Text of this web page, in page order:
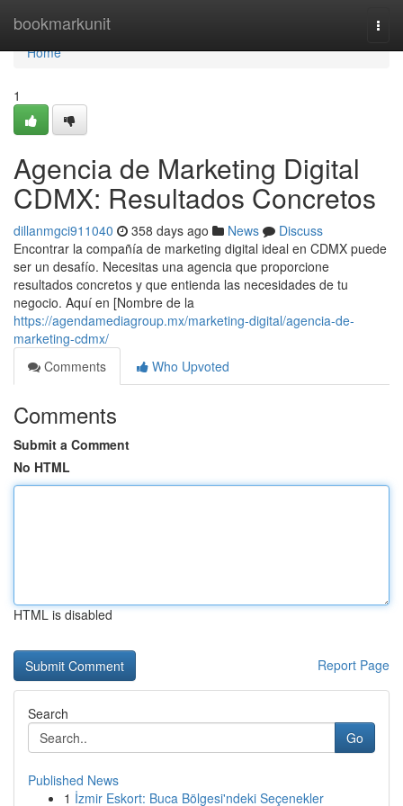
bookmarkunit
Home
Home
1
Agencia de Marketing Digital
CDMX: Resultados Concretos
dillanmgci911040 358 days ago News
Discuss
Encontrar la compañía de marketing digital ideal en CDMX puede
ser un desafío. Necesitas una agencia que proporcione
resultados concretos y que entienda las necesidades de tu
negocio. Aquí en [Nombre de la
https://agendamediagroup.mx/marketing-digital/agencia-de-
marketing-cdmx/
Comments
Who Upvoted
Comments
Submit a Comment
No HTML
HTML is disabled
Report Page
Search
Go
Published News
1 İzmir Eskort: Buca Bölgesi'ndeki Seçenekler